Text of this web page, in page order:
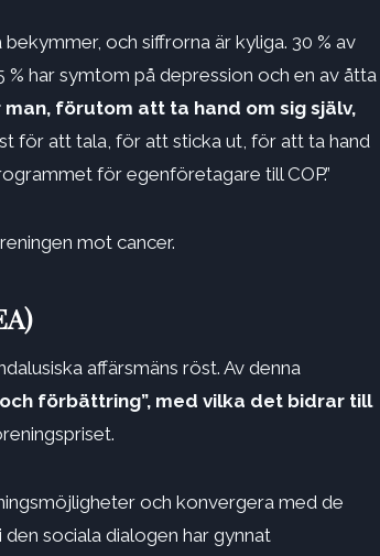
och siffrorna är kyliga. 30 % av
har symtom på depression och en av åtta
förutom att ta hand om sig själv,
för att tala, för att sticka ut, för att ta hand
för egenföretagare till COP.”
mot cancer.
affärsmäns röst. Av denna
förbättring”, med vilka det bidrar till
och konvergera med de
sociala dialogen har gynnat